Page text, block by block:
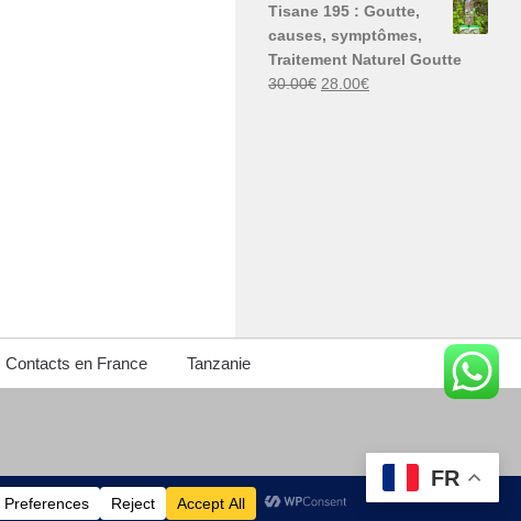
30.00€.
est :
Tisane 195 : Goutte,
causes, symptômes,
Traitement Naturel Goutte
30.00€ Le
28.00€Le
Contacts en France Tanzanie
FR